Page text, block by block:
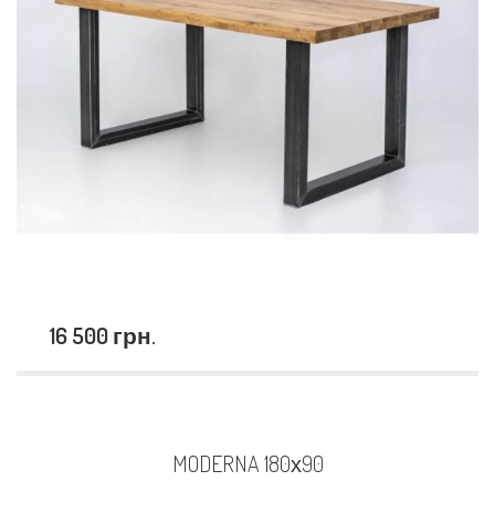
16 500 грн.
MODERNA 180х90